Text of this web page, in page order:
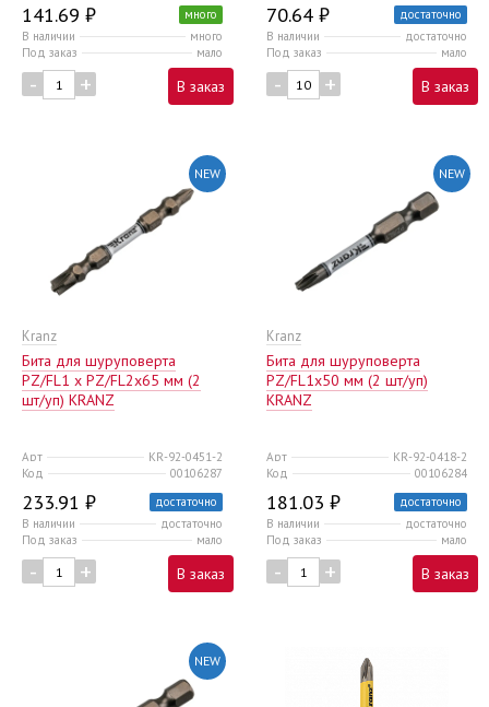
141.69 ₽
много
В наличии
много
Под заказ
мало
- + В заказ
70.64 ₽
достаточно
В наличии
достаточно
Под заказ
мало
- + В заказ
NEW
Kranz
Бита для шуруповерта
PZ/FL1 x PZ/FL2х65 мм (2
шт/уп) KRANZ
Арт
KR-92-0451-2
Код
00106287
233.91 ₽
достаточно
В наличии
достаточно
Под заказ
мало
- + В заказ
NEW
Kranz
Бита для шуруповерта
PZ/FL1х50 мм (2 шт/уп)
KRANZ
Арт
KR-92-0418-2
Код
00106284
181.03 ₽
достаточно
В наличии
достаточно
Под заказ
мало
- + В заказ
NEW